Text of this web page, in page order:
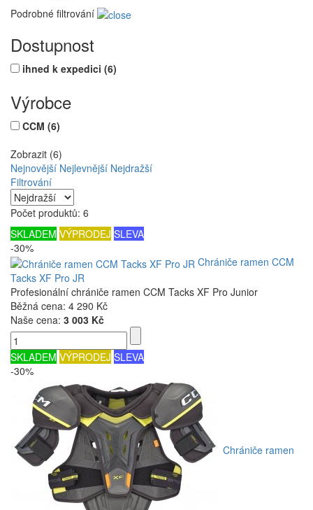
Podrobné filtrování
Dostupnost
ihned k expedici (6)
Výrobce
CCM (6)
Zobrazit (6)
Nejnovější Nejlevnější Nejdražší
Filtrování
Počet produktů: 6
SKLADEM VÝPRODEJ SLEVA
-30%
Chrániče ramen CCM
Tacks XF Pro JR
Profesionální chrániče ramen CCM Tacks XF Pro Junior
Běžná cena: 4 290 Kč
Naše cena: 3 003 Kč
SKLADEM VÝPRODEJ SLEVA
-30%
Chrániče ramen